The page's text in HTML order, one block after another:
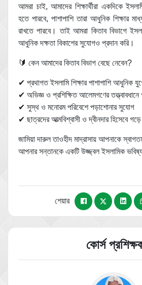
আমরা চাই, আমাদের শিক্ষার্থীরা একদিকে
হতে পারবে, পাশাপাশি তারা আধুনিক শিক্ষার
রাখতে পারবে। তাই আমরা কিতাব বিভাগে
আধুনিক দক্ষতা বিকাশের সুযোগও প্রদান করি।
🔰 কেন আমাদের কিতাব বিভাগ বেছে নেবেন?
✔ প্রথাগত ইসলামি শিক্ষার পাশাপাশি আধুনিক
✔ অভিজ্ঞ ও প্রশিক্ষিত আলেমগণের তত্ত্বাবধানে
✔ সুস্থ ও মনোরম পরিবেশে পড়াশোনার সুযোগ
✔ ছাত্রদের আত্মবিশ্বাসী ও দ্বীনদার হিসেবে
জামিয়া দারুল তাওহীদ মাদ্রাসায় আপনাকে
আপনার সন্তানকে একটি উজ্জ্বল ইসলামিক
শেয়ার
কোর্স